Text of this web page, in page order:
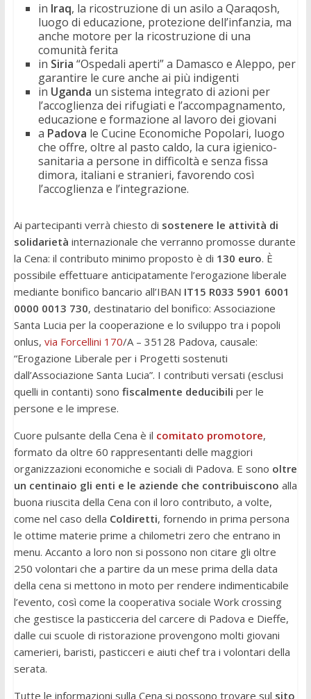
in Iraq, la ricostruzione di un asilo a Qaraqosh,
luogo di educazione, protezione dell’infanzia, ma
anche motore per la ricostruzione di una
comunità ferita
in Siria “Ospedali aperti” a Damasco e Aleppo, per
garantire le cure anche ai più indigenti
in Uganda un sistema integrato di azioni per
l’accoglienza dei rifugiati e l’accompagnamento,
educazione e formazione al lavoro dei giovani
a Padova le Cucine Economiche Popolari, luogo
che offre, oltre al pasto caldo, la cura igienico-
sanitaria a persone in difficoltà e senza fissa
dimora, italiani e stranieri, favorendo così
l’accoglienza e l’integrazione.
Ai partecipanti verrà chiesto di sostenere le attività di
solidarietà internazionale che verranno promosse durante
la Cena: il contributo minimo proposto è di 130 euro. È
possibile effettuare anticipatamente l’erogazione liberale
mediante bonifico bancario all’IBAN IT15 R033 5901 6001
0000 0013 730, destinatario del bonifico: Associazione
Santa Lucia per la cooperazione e lo sviluppo tra i popoli
onlus, via Forcellini 170/A – 35128 Padova, causale:
“Erogazione Liberale per i Progetti sostenuti
dall’Associazione Santa Lucia”. I contributi versati (esclusi
quelli in contanti) sono fiscalmente deducibili per le
persone e le imprese.
Cuore pulsante della Cena è il comitato promotore,
formato da oltre 60 rappresentanti delle maggiori
organizzazioni economiche e sociali di Padova. E sono oltre
un centinaio gli enti e le aziende che contribuiscono alla
buona riuscita della Cena con il loro contributo, a volte,
come nel caso della Coldiretti, fornendo in prima persona
le ottime materie prime a chilometri zero che entrano in
menu. Accanto a loro non si possono non citare gli oltre
250 volontari che a partire da un mese prima della data
della cena si mettono in moto per rendere indimenticabile
l’evento, così come la cooperativa sociale Work crossing
che gestisce la pasticceria del carcere di Padova e Dieffe,
dalle cui scuole di ristorazione provengono molti giovani
camerieri, baristi, pasticceri e aiuti chef tra i volontari della
serata.
Tutte le informazioni sulla Cena si possono trovare sul sito